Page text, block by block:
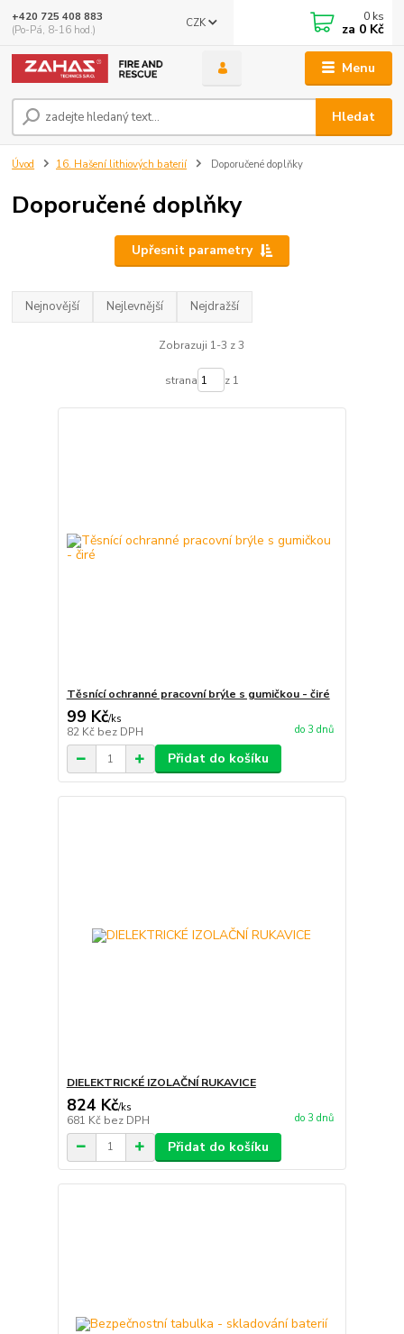
Menu
CZK
Hledat
+420 725 408 883
(Po-Pá, 8-16 hod.)
0 ks
za 0 Kč
Úvod 16. Hašení lithiových baterií Doporučené doplňky
Doporučené doplňky
Upřesnit parametry
Nejnovější Nejlevnější Nejdražší
Zobrazuji 1-3 z 3
strana z 1
Těsnící ochranné pracovní brýle s gumičkou - čiré
99 Kč/ks
82 Kč bez DPH do 3 dnů
Přidat do košíku
DIELEKTRICKÉ IZOLAČNÍ RUKAVICE
824 Kč/ks
681 Kč bez DPH do 3 dnů
Přidat do košíku